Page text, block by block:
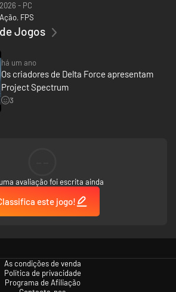
2026 - PC
Ação, FPS
Jogos
há um ano
Os criadores de Delta Force apresentam
Project Spectrum
3
avaliação foi escrita ainda
este jogo!
As condições de venda
Política de privacidade
Programa de Afiliação